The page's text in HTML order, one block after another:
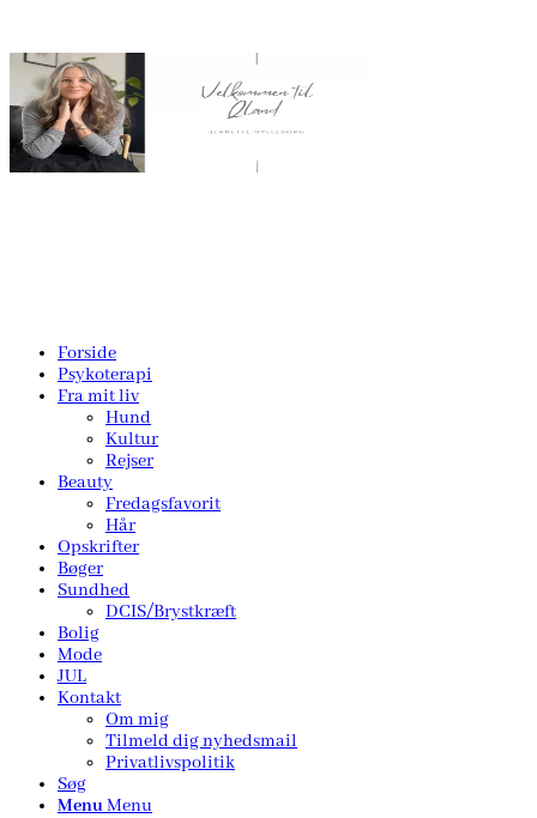
Forside
Psykoterapi
Fra mit liv
Hund
Kultur
Rejser
Beauty
Fredagsfavorit
Hår
Opskrifter
Bøger
Sundhed
DCIS/Brystkræft
Bolig
Mode
JUL
Kontakt
Om mig
Tilmeld dig nyhedsmail
Privatlivspolitik
Søg
MenuMenu